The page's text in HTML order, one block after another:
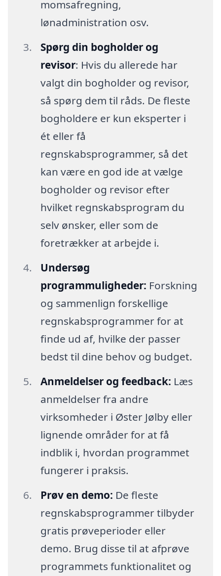
momsafregning,
lønadministration osv.
Spørg din bogholder og
revisor: Hvis du allerede har
valgt din bogholder og revisor,
så spørg dem til råds. De fleste
bogholdere er kun eksperter i
ét eller få
regnskabsprogrammer, så det
kan være en god ide at vælge
bogholder og revisor efter
hvilket regnskabsprogram du
selv ønsker, eller som de
foretrækker at arbejde i.
Undersøg
programmuligheder: Forskning
og sammenlign forskellige
regnskabsprogrammer for at
finde ud af, hvilke der passer
bedst til dine behov og budget.
Anmeldelser og feedback: Læs
anmeldelser fra andre
virksomheder i Øster Jølby eller
lignende områder for at få
indblik i, hvordan programmet
fungerer i praksis.
Prøv en demo: De fleste
regnskabsprogrammer tilbyder
gratis prøveperioder eller
demo. Brug disse til at afprøve
programmets funktionalitet og